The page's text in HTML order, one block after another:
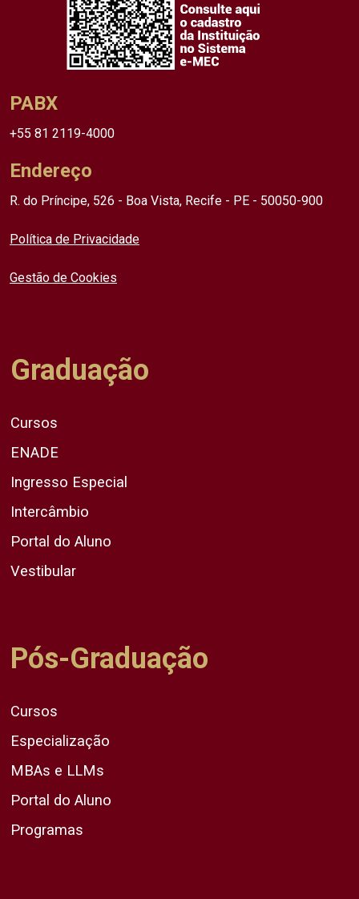
PABX
+55 81 2119-4000
Endereço
R. do Príncipe, 526 - Boa Vista, Recife - PE - 50050-900
Política de Privacidade
Gestão de Cookies
Graduação
Cursos
ENADE
Ingresso Especial
Intercâmbio
Portal do Aluno
Vestibular
Pós-Graduação
Cursos
Especialização
MBAs e LLMs
Portal do Aluno
Programas